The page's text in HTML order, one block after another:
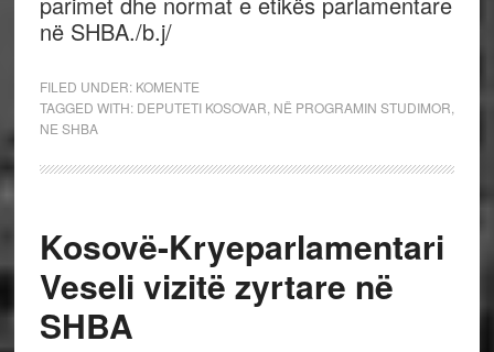
në SHBA./b.j/
FILED UNDER: KOMENTE
TAGGED WITH: DEPUTETI KOSOVAR NË PROGRAMIN STUDIMOR
NE SHBA
Kosovë-Kryeparlamentari
Veseli vizitë zyrtare në
SHBA